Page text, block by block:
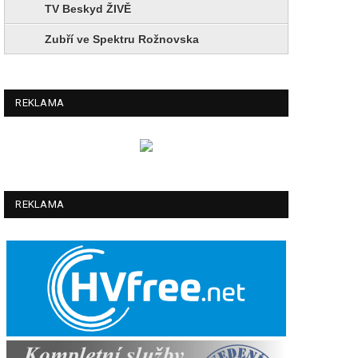
TV Beskyd ŽIVĚ
Zubří ve Spektru Rožnovska
REKLAMA
REKLAMA